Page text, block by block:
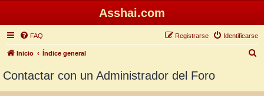
Asshai.com
FAQ Identificarse
Registrarse
Inicio Índice general
Contactar con un Administrador del Foro